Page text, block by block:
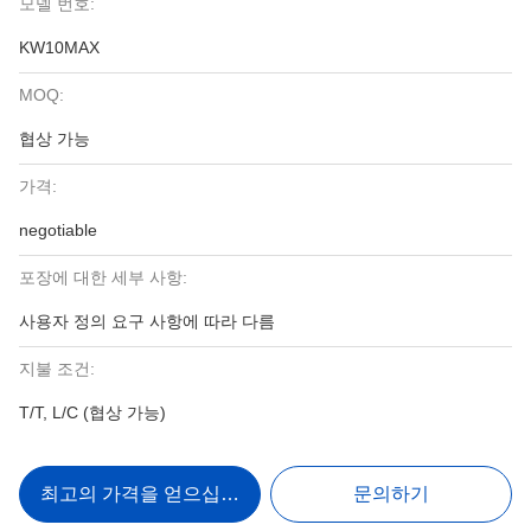
KW10MAX
MOQ:
협상 가능
가격:
negotiable
포장에 대한 세부 사항:
사용자 정의 요구 사항에 따라 다름
지불 조건:
T/T, L/C (협상 가능)
최고의 가격을 얻으십시오 문의하기